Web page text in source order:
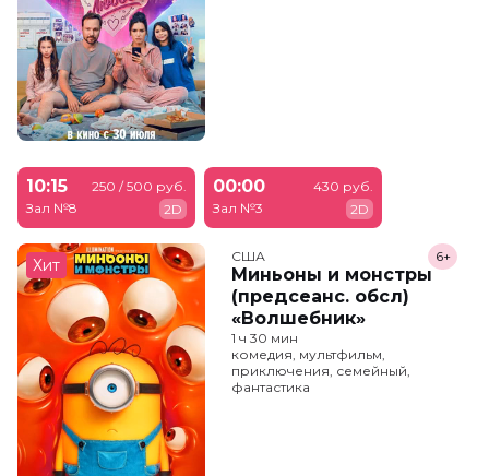
10:15
Зал №8
250 / 500 руб.
2D
00:00
Зал №3
430 руб.
2D
Хит США
Миньоны и монстры
(предсеанс. обсл)
«Волшебник»
6+
1 ч 30 мин
комедия, мультфильм,
приключения, семейный,
фантастика